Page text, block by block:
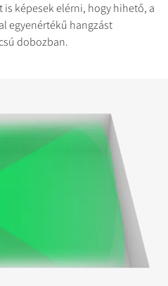
képesek elérni, hogy hihető, a
egyenértékű hangzást
dobozban.